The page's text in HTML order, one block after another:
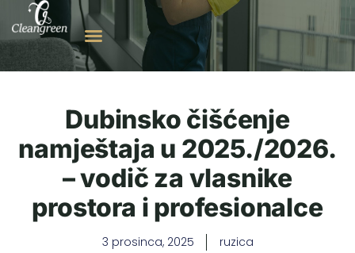
Dubinsko čišćenje
namještaja u 2025./2026.
– vodič za vlasnike
prostora i profesionalce
3 prosinca, 2025 ruzica